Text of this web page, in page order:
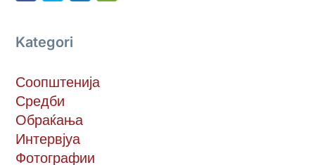
Kategori
Соопштенија
Средби
Обраќања
Интервјуа
Фотографии